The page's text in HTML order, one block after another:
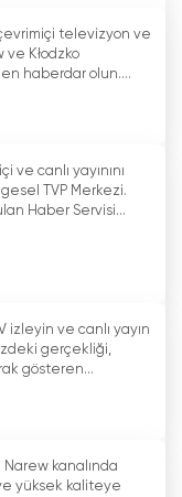
televizyon ve
ve Kłodzko
haberdar olun....
ve canlı yayınını
TVP Merkezi.
Haber Servisi...
izleyin ve canlı yayın
gerçekliği,
gösteren...
kanalında
yüksek kaliteye